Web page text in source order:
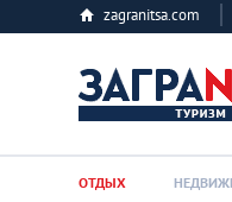
zagranitsa.com
ОТДЫХ